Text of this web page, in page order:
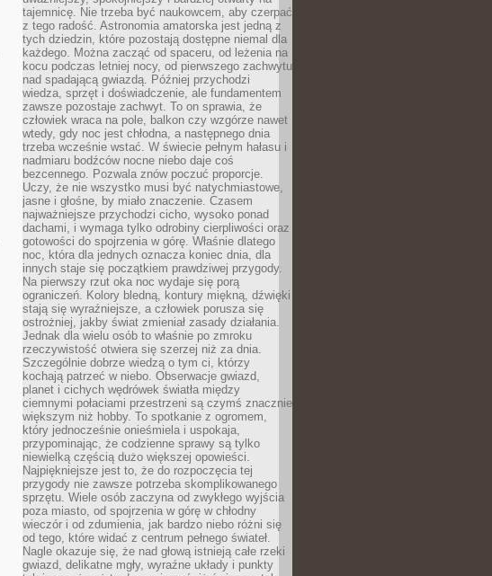
tajemnicę. Nie trzeba być naukowcem, aby czerpać
z tego radość. Astronomia amatorska jest jedną z
tych dziedzin, które pozostają dostępne niemal dla
każdego. Można zacząć od spaceru, od leżenia na
kocu podczas letniej nocy, od pierwszego zachwytu
nad spadającą gwiazdą. Później przychodzi
wiedza, sprzęt i doświadczenie, ale fundamentem
zawsze pozostaje zachwyt. To on sprawia, że
człowiek wraca na pole, balkon czy wzgórze nawet
wtedy, gdy noc jest chłodna, a następnego dnia
trzeba wcześnie wstać. W świecie pełnym hałasu i
nadmiaru bodźców nocne niebo daje coś
bezcennego. Pozwala znów poczuć proporcje.
Uczy, że nie wszystko musi być natychmiastowe,
jasne i głośne, by miało znaczenie. Czasem
najważniejsze przychodzi cicho, wysoko ponad
dachami, i wymaga tylko odrobiny cierpliwości oraz
gotowości do spojrzenia w górę. Właśnie dlatego
noc, która dla jednych oznacza koniec dnia, dla
innych staje się początkiem prawdziwej przygody.
Na pierwszy rzut oka noc wydaje się porą
ograniczeń. Kolory bledną, kontury miękną, dźwięki
stają się wyraźniejsze, a człowiek porusza się
ostrożniej, jakby świat zmieniał zasady działania.
Jednak dla wielu osób to właśnie po zmroku
rzeczywistość otwiera się szerzej niż za dnia.
Szczególnie dobrze wiedzą o tym ci, którzy
kochają patrzeć w niebo. Obserwacje gwiazd,
planet i cichych wędrówek światła między
ciemnymi połaciami przestrzeni są czymś znacznie
większym niż hobby. To spotkanie z ogromem,
który jednocześnie onieśmiela i uspokaja,
przypominając, że codzienne sprawy są tylko
niewielką częścią dużo większej opowieści.
Najpiękniejsze jest to, że do rozpoczęcia tej
przygody nie zawsze potrzeba skomplikowanego
sprzętu. Wiele osób zaczyna od zwykłego wyjścia
poza miasto, od spojrzenia w górę w chłodny
wieczór i od zdumienia, jak bardzo niebo różni się
od tego, które widać z centrum pełnego świateł.
Nagle okazuje się, że nad głową istnieją całe rzeki
gwiazd, delikatne mgły, wyraźne układy i punkty